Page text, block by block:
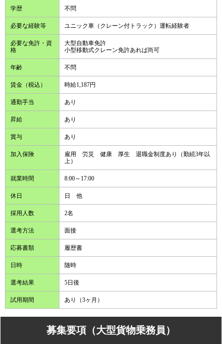
学歴 不問
必要な経験等 ユニック車（クレーン付トラック）運転経験者
必要な免許・資
格
大型自動車免許
小型移動式クレーン免許あれば尚可
年齢 不問
賃金（税込） 時給1,187円
通勤手当 あり
昇給 あり
賞与 あり
加入保険
雇用 労災 健康 厚生 退職金制度あり（勤続3年以
上）
就業時間 8:00～17:00
休日 日 他
採用人数 2名
選考方法 面接
応募書類 履歴書
日時 随時
選考結果 5日後
試用期間 あり（3ヶ月）
募集要項（大型貨物乗務員）